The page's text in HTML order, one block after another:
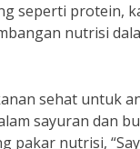
seperti protein,
nutrisi
sehat untuk
sayuran dan
pakar nutrisi,